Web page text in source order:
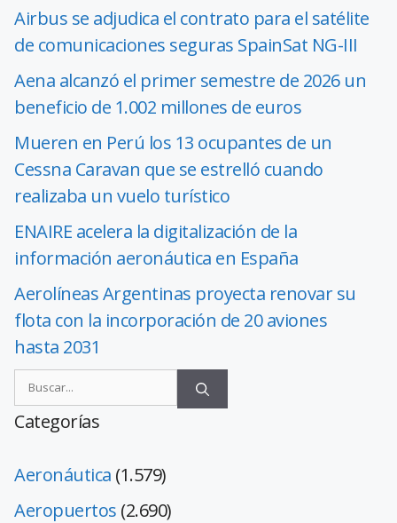
Airbus se adjudica el contrato para el satélite
de comunicaciones seguras SpainSat NG-III
Aena alcanzó el primer semestre de 2026 un
beneficio de 1.002 millones de euros
Mueren en Perú los 13 ocupantes de un
Cessna Caravan que se estrelló cuando
realizaba un vuelo turístico
ENAIRE acelera la digitalización de la
información aeronáutica en España
Aerolíneas Argentinas proyecta renovar su
flota con la incorporación de 20 aviones
hasta 2031
Categorías
Aeronáutica (1.579)
Aeropuertos (2.690)